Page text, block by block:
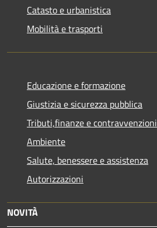
Catasto e urbanistica
Mobilità e trasporti
Educazione e formazione
Giustizia e sicurezza pubblica
Tributi,finanze e contravvenzioni
Ambiente
Salute, benessere e assistenza
Autorizzazioni
NOVITÀ